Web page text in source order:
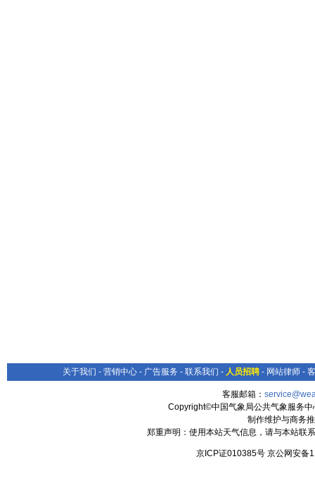
关于我们 - 营销中心 - 广告服务 - 联系我们 - 人员招聘 - 网站律师 -
客服邮箱：
Copyright©中国气象局公共气象服务
制作维护与商务
郑重声明：使用本站天气信息，请与本站联
京ICP证010385号 京公网安备